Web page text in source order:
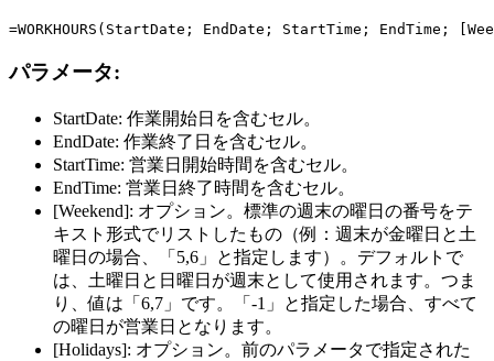
パラメータ:
StartDate: 作業開始日を含むセル。
EndDate: 作業終了日を含むセル。
StartTime: 営業日開始時間を含むセル。
EndTime: 営業日終了時間を含むセル。
[Weekend]: オプション。標準の週末の曜日の番号をテ
キスト形式でリストしたもの（例：週末が金曜日と土
曜日の場合、「5,6」と指定します）。デフォルトで
は、土曜日と日曜日が週末として使用されます。つま
り、値は「6,7」です。「-1」と指定した場合、すべて
の曜日が営業日となります。
[Holidays]: オプション。前のパラメータで指定された